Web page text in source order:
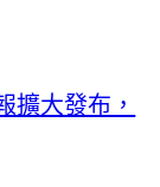
擴大發布，